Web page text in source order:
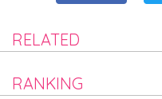
RELATED
RANKING